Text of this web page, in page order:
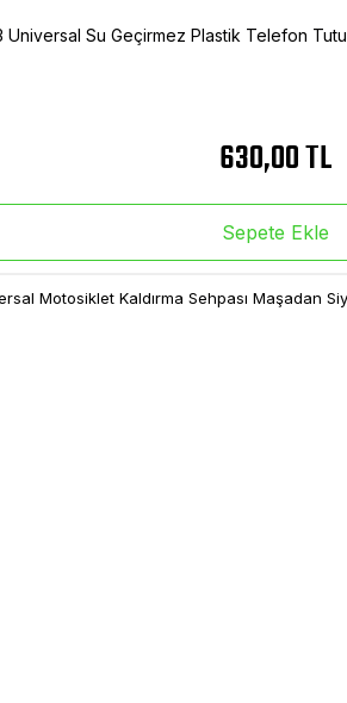
Universal Su Geçirmez Plastik Telefon
630,00 TL
Sepete Ekle